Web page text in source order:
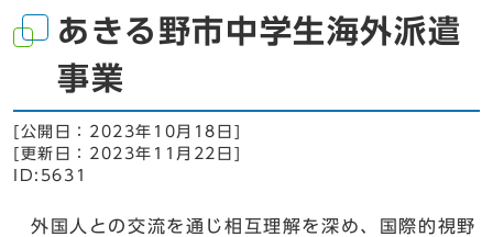
あきる野市中学生海外派遣
事業
[公開日： 2023年10月18日
[更新日： 2023年11月22日
ID:5631
外国人との交流を通じ相互理解を深め、国際的視野